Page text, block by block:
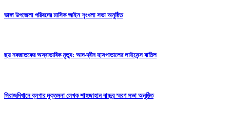
ভাঙ্গা উপজেলা পরিষদের মাসিক আইন শৃংখলা সভা অনুষ্ঠিত
ছয় নবজাতকের অস্বাভাবিক মৃত্যু: আদ-দ্বীন হাসপাতালের লাইসেন্স বাতিল
সিরাজদিখানে ব্লগার মুক্তমনা লেখক শাহজাহান বাচ্চুর স্মরণ সভা অনুষ্ঠিত